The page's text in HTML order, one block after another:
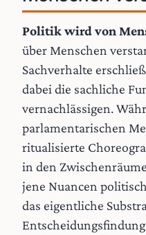
Politik wird von
über Menschen
Sachverhalte
dabei die sachliche
vernachlässigen.
parlamentarischen
ritualisierte
in den
jene Nuancen
das eigentliche